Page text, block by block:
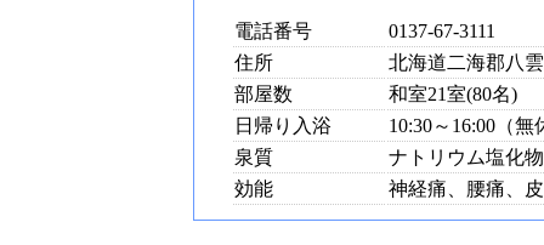
電話番号
0137-67-3111
住所
北海道二海郡八
部屋数
和室21室(80名)
日帰り入浴
10:30～16:00（無
泉質
ナトリウム塩化
効能
神経痛、腰痛、